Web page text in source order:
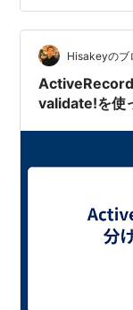
処理 1.9.1 例外
く分けることが
ます。 例外の特
り込み以外の例
出の両方…
Hisakeyのブ
ActiveRecord
validate!を使